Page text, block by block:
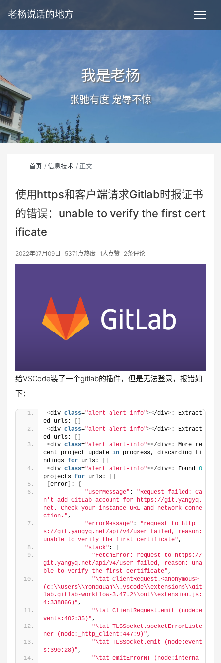
老杨说话的地方
我是老杨
张驰有度 宠辱不惊
首页 信息技术 正文
使用https和客户端请求Gitlab时报证书
的错误：unable to verify the first cert
ificate
2022年07月09日 5371点热度 1人点赞 2条评论
给VSCode装了一个gitlab的插件，但是无法登录，报错如
下：
<div class="alert alert-info"></div>: Extract
ed urls:
<div class="alert alert-info"></div>: Extract
ed urls:
<div class="alert alert-info"></div>: More re
cent project update in progress, discarding fi
ndings for urls:
<div class="alert alert-info"></div>: Found 0
projects for urls:
error : {
"userMessage" : "Request failed: Ca
n't add GitLab account for https://git.yangyq.
net. Check your instance URL and network conne
ction.",
"errorMessage" : "request to http
s://git.yangyq.net/api/v4/user failed, reason:
unable to verify the first certificate",
"stack" :
"FetchError: request to https://
git.yangyq.net/api/v4/user failed, reason: una
ble to verify the first certificate",
"\tat ClientRequest.<anonymous>
(c:\\Users\\Yongquan\\.vscode\\extensions\\git
lab.gitlab-workflow-3.47.2\\out\\extension.js:
4:338866)",
"\tat ClientRequest.emit (node:e
vents:402:35)",
"\tat TLSSocket.socketErrorListe
ner (node:_http_client:447:9)",
"\tat TLSSocket.emit (node:event
s:390:28)",
"\tat emitErrorNT (node:interna